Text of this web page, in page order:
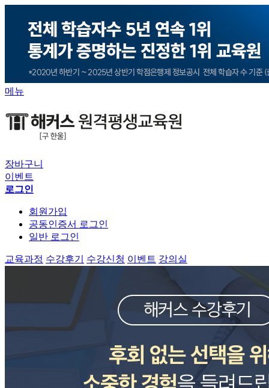
메뉴
장바구니
이벤트
로그인
회원가입
공동인증서 로그인
일반 로그인
교육과정 수강후기 수강신청 이벤트 강의실